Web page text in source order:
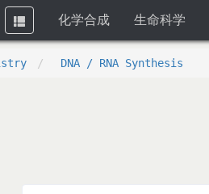
Toggle
navigation
化学合成 生命科学
DNA / RNA Synthesis